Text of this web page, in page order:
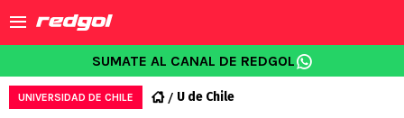
SUMATE AL CANAL DE REDGOL
UNIVERSIDAD DE CHILE U de Chile